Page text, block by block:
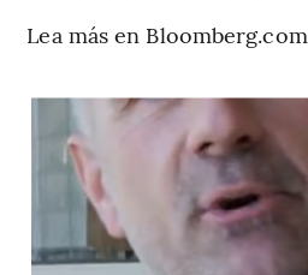
Lea más en Bloomberg.com